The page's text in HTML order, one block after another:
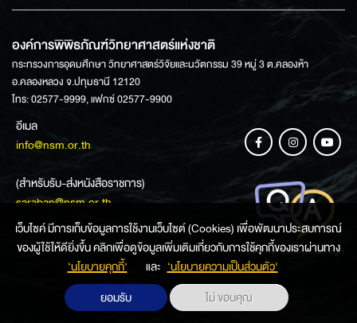
องค์การพิพิธภัณฑ์วิทยาศาสตร์แห่งชาติ
กระทรวงการอุดมศึกษา วิทยาศาสตร์วิจัยและนวัตกรรม 39 หมู่ 3 ต.คลองห้า
อ.คลองหลวง จ.ปทุมธานี 12120
โทร: 02577-9999, แฟกซ์ 02577-9900
อีเมล
info@nsm.or.th
(สำหรับรับ-ส่งหนังสือราชการ)
saraban@nsm.or.th
ช่องทางการสอบถามข้อมูล
เว็บไซค์ มีการเก็บข้อมูลการใช้งานเว็บไซต์ (Cookies) เพื่อพัฒนาประสบการณ์
ของผู้ใช้ให้ดียิ่งขึ้น คลิกเพื่อดูข้อมูลเพิ่มเติมเกี่ยวกับการใช้คุกกี้ของเราผ่านทาง
‘นโยบายคุกกี้’
และ ‘นโยบายความเป็นส่วนตัว'
ยอมรับ
ไม่ ขอบคุณ